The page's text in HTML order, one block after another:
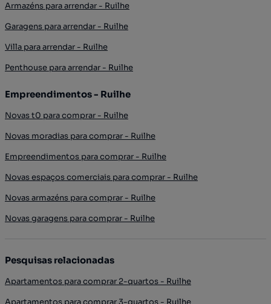
Armazéns para arrendar - Ruilhe
Garagens para arrendar - Ruilhe
Villa para arrendar - Ruilhe
Penthouse para arrendar - Ruilhe
Empreendimentos - Ruilhe
Novas t0 para comprar - Ruilhe
Novas moradias para comprar - Ruilhe
Empreendimentos para comprar - Ruilhe
Novas espaços comerciais para comprar - Ruilhe
Novas armazéns para comprar - Ruilhe
Novas garagens para comprar - Ruilhe
Pesquisas relacionadas
Apartamentos para comprar 2-quartos - Ruilhe
Apartamentos para comprar 3-quartos - Ruilhe